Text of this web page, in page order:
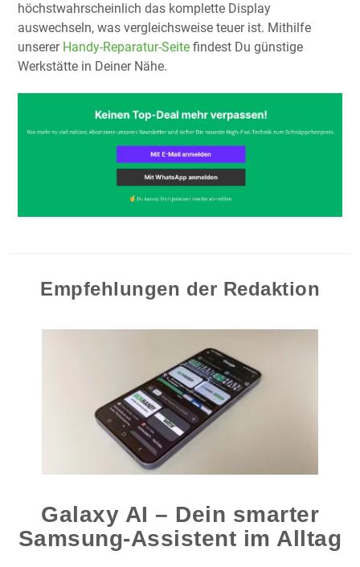
höchstwahrscheinlich das komplette Display
auswechseln, was vergleichsweise teuer ist. Mithilfe
unserer Handy-Reparatur-Seite findest Du günstige
Werkstätte in Deiner Nähe.
Empfehlungen der Redaktion
Galaxy AI – Dein smarter
Samsung-Assistent im Alltag